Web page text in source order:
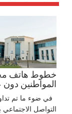
خطوط هاتف
المواطنين دون
في ضوء ما تم
التواصل